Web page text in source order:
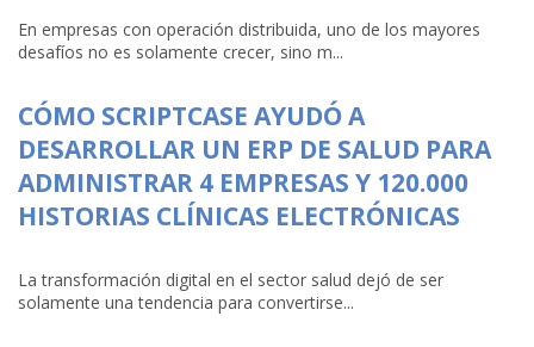
En empresas con operación distribuida, uno de los mayores
desafíos no es solamente crecer, sino m...
CÓMO SCRIPTCASE AYUDÓ A
DESARROLLAR UN ERP DE SALUD PARA
ADMINISTRAR 4 EMPRESAS Y 120.000
HISTORIAS CLÍNICAS ELECTRÓNICAS
La transformación digital en el sector salud dejó de ser
solamente una tendencia para convertirse...